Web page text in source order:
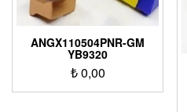
ANGX110504PNR-GM
YB9320
₺0,00